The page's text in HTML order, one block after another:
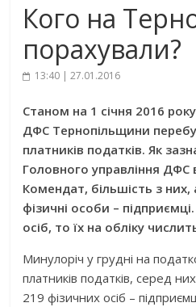
Кого на
порахували?
13:40 | 27.01.2016
Станом на 1 січня 2016
ДФС Тернопільщини
платників податків. Як
Головного управління ДФС
Комендат, більшість з
фізичні особи –
осіб, то їх на обліку
Минулоріч у грудні на
платників податків, серед
219 фізичних осіб –